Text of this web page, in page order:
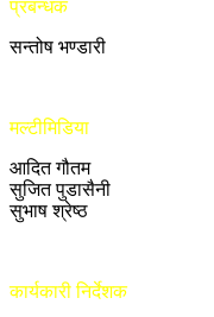
प्रबन्धक
सन्तोष भण्डारी
मल्टीमिडिया
आदित गौतम
सुजित पुडासैनी
सुभाष श्रेष्ठ
कार्यकारी निर्देशक